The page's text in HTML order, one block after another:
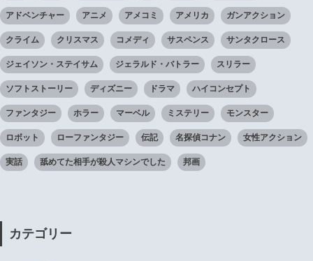
アドベンチャー アニメ アメコミ アメリカ ガンアクション
クライム クリスマス コメディ サスペンス サンタクロース
ジェイソン・ステイサム ジェラルド・バトラー スリラー
ソフトストーリー ディズニー ドラマ ハイコンセプト
ファンタジー ホラー マーベル ミステリー モンスター
ロボット ローファンタジー 伝記 名探偵コナン 女性アクション
実話 舐めてた相手が殺人マシンでした 邦画
カテゴリー